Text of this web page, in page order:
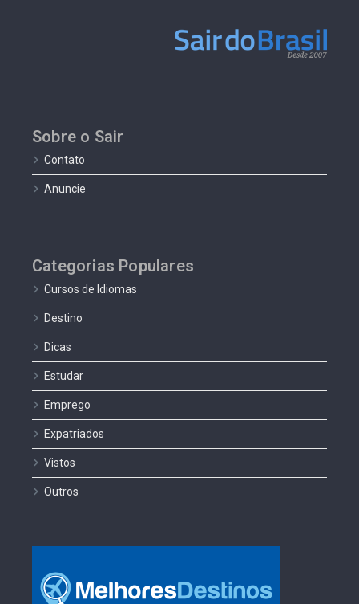
Sobre o Sair
Contato
Anuncie
Categorias Populares
Cursos de Idiomas
Destino
Dicas
Estudar
Emprego
Expatriados
Vistos
Outros